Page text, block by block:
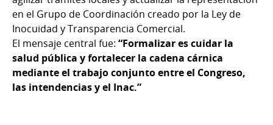
en el Grupo de Coordinación creado por la Ley de
Inocuidad y Transparencia Comercial.
El mensaje central fue: “Formalizar es cuidar la
salud pública y fortalecer la cadena cárnica
mediante el trabajo conjunto entre el Congreso,
las intendencias y el Inac.”